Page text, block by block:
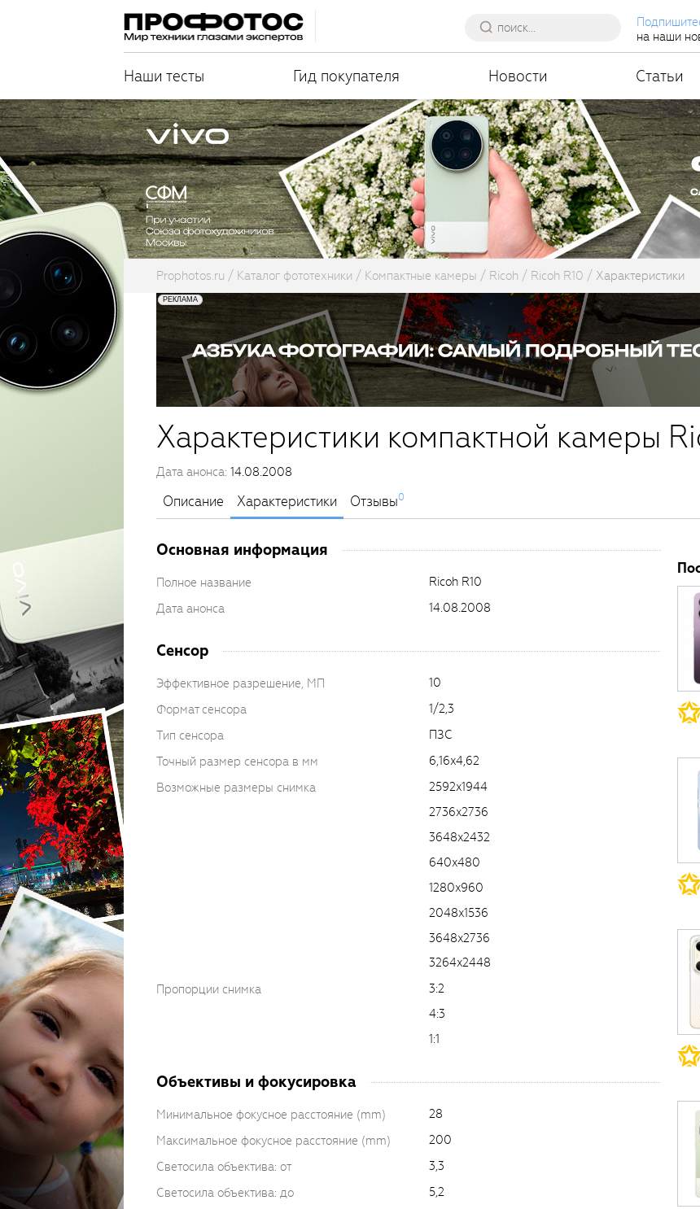
на наши
Наши тесты Гид покупателя Новости Статьи
Prophotos.ru Каталог фототехники Компактные камеры Ricoh Ricoh R10 Характеристики
Характеристики компактной камеры
Дата анонса: 14.08.2008
Описание Характеристики Отзывы0
Основная информация
Полное название
Ricoh R10
Дата анонса
14.08.2008
Сенсор
Эффективное разрешение, МП
10
Формат сенсора
1/2,3
Тип сенсора
ПЗС
Точный размер сенсора в мм
6,16x4,62
Возможные размеры снимка
2592x1944
2736x2736
3648x2432
640x480
1280x960
2048x1536
3648x2736
3264x2448
Пропорции снимка
3:2
4:3
1:1
Объективы и фокусировка
Минимальное фокусное расстояние (mm)
28
Максимальное фокусное расстояние (mm)
200
Светосила объектива: от
3,3
Светосила объектива: до
5,2